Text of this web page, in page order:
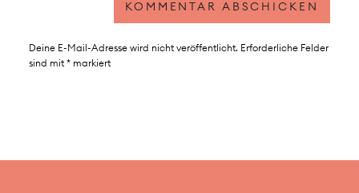
Deine E-Mail-Adresse wird nicht veröffentlicht. Erforderliche Felder
sind mit *markiert